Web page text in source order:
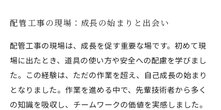
配管工事の魅力：誇り高く歩むこれからの未来
配管工事の現場：成長の始まりと出会い
配管工事の現場は、成長を促す重要な場です。初めて現
場に出たとき、道具の使い方や安全への配慮を学びまし
た。この経験は、ただの作業を超え、自己成長の始まり
となりました。作業を進める中で、先輩技術者から多く
の知識を吸収し、チームワークの価値を実感しました。